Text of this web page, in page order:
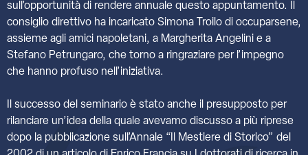
sull’opportunità di rendere annuale questo appuntamento. Il
consiglio direttivo ha incaricato Simona Troilo di occuparsene,
assieme agli amici napoletani, a Margherita Angelini e a
Stefano Petrungaro, che torno a ringraziare per l’impegno
che hanno profuso nell’iniziativa.
Il successo del seminario è stato anche il presupposto per
rilanciare un’idea della quale avevamo discusso a più riprese
dopo la pubblicazione sull’Annale “Il Mestiere di Storico” del